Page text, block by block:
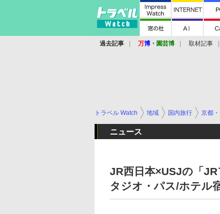
過去記事 万博 ・ 園芸博 取材記事
トラベル Watch 地域 国内旅行 京都
ニュース
JR西日本×USJの「
タジオ・パス/ホテル